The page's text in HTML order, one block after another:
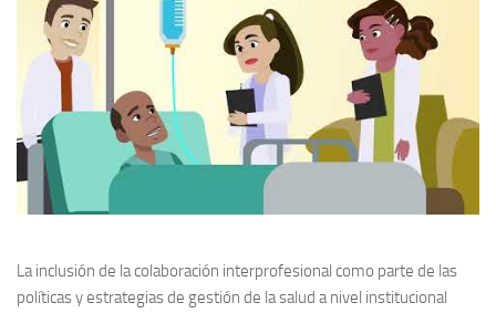
La inclusión de la colaboración interprofesional como parte de las
políticas y estrategias de gestión de la salud a nivel institucional